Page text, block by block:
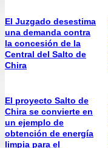
El Juzgado desestima
una demanda contra
la concesión de la
Central del Salto de
Chira
El proyecto Salto de
Chira se convierte en
un ejemplo de
obtención de energía
limpia para el